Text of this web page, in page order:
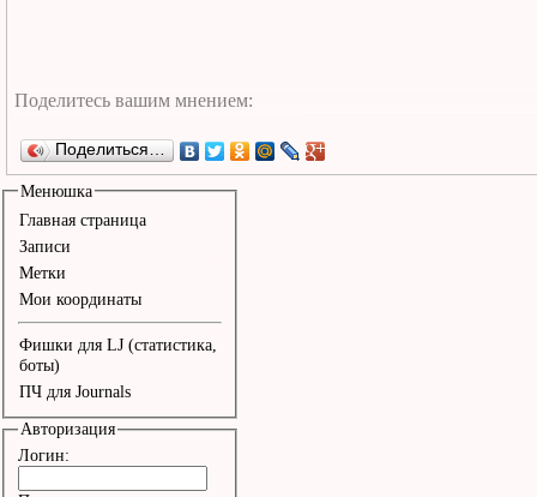
Поделиться…
Менюшка
Главная страница
Записи
Метки
Мои координаты
Фишки для LJ (статистика,
боты)
ПЧ для Journals
Авторизация
Логин: